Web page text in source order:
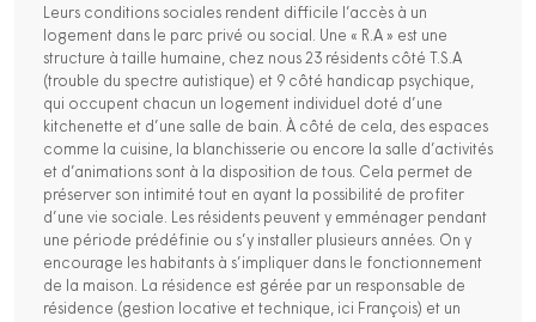
Leurs conditions sociales rendent difficile l’accès à un
logement dans le parc privé ou social. Une « R.A » est une
structure à taille humaine, chez nous 23 résidents côté T.S.A
(trouble du spectre autistique) et 9 côté handicap psychique,
qui occupent chacun un logement individuel doté d’une
kitchenette et d’une salle de bain. À côté de cela, des espaces
comme la cuisine, la blanchisserie ou encore la salle d’activités
et d’animations sont à la disposition de tous. Cela permet de
préserver son intimité tout en ayant la possibilité de profiter
d’une vie sociale. Les résidents peuvent y emménager pendant
une période prédéfinie ou s’y installer plusieurs années. On y
encourage les habitants à s’impliquer dans le fonctionnement
de la maison. La résidence est gérée par un responsable de
résidence (gestion locative et technique, ici François) et un